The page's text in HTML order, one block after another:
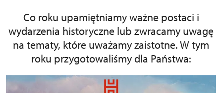
Co roku upamiętniamy ważne postaci i
wydarzenia historyczne lub zwracamy uwagę
na tematy, które uważamy zaistotne. W tym
roku przygotowaliśmy dla Państwa: